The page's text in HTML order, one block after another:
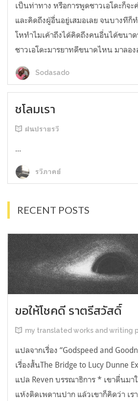
เป็นท่าทาง หรือการพูดชาวเอโดะก็จะ
และคิดถึงผู้อื่นอยู่เสมอเลย จนบางทีก็
โหทำไมเค้าถึงได้คิดถึงคนอื่นได้ขนา
ชาวเอโดะมารยาทดีขนาดไหน มาลอง
Sodasado
ชโลมเรา
ฝนปรายรวี
...
รวีภาคย์
RECENT POSTS
ขอให้โชคดี ราตรีสวัสดิ์
my translated works and writing
แปลจากเรื่อง “Godspeed and
เรื่องสั้นThe Bridge to Lucy Dunne
แปล Reven บรรณาธิการ * เขาตื่นม
แห้งติดเพดานปาก แล้วเขาก็คิดว่า เร